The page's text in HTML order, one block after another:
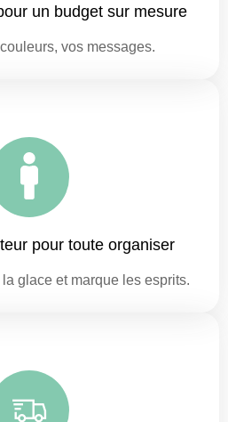
un budget sur mesure
vos messages.
pour toute organiser
la glace et marque les esprits.